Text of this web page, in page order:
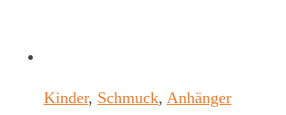
Kinder, Schmuck, Anhänger